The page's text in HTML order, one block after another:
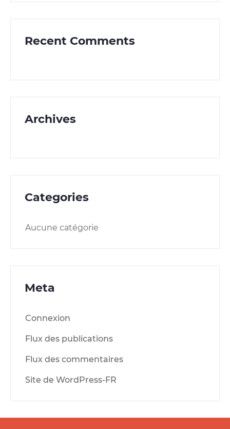
Recent Comments
Archives
Categories
Aucune catégorie
Meta
Connexion
Flux des publications
Flux des commentaires
Site de WordPress-FR